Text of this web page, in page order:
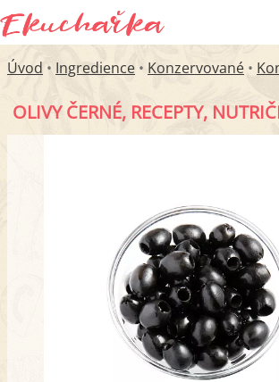
Úvod • Ingredience • Konzervované •
OLIVY ČERNÉ, RECEPTY,